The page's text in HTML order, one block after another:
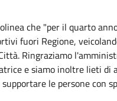
che "per il quarto
fuori Regione,
Ringraziamo
e siamo inoltre lieti di
le persone con